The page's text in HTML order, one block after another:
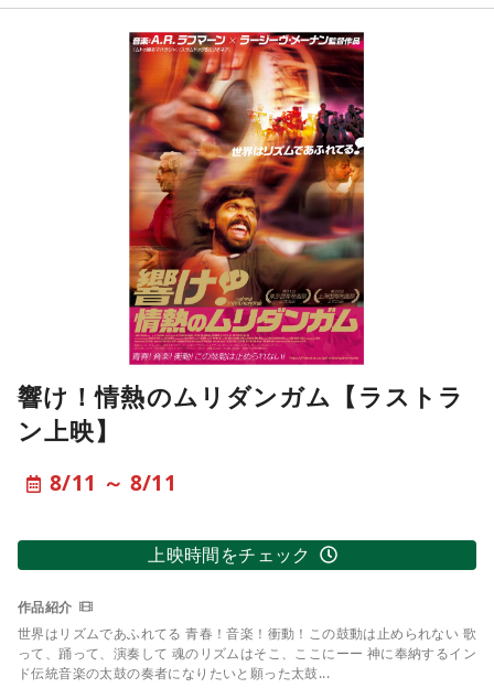
響け！情熱のムリダンガム【ラストラ
ン上映】
8/11 ～ 8/11
上映時間をチェック
世界はリズムであふれてる 青春！音楽！衝動！この鼓動は止められない 歌
って、踊って、演奏して 魂のリズムはそこ、ここにーー 神に奉納するイン
ド伝統音楽の太鼓の奏者になりたいと願った太鼓...